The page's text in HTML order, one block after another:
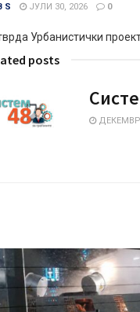
S ЈУЛИ 30, 2026 0
Урбанистички
posts